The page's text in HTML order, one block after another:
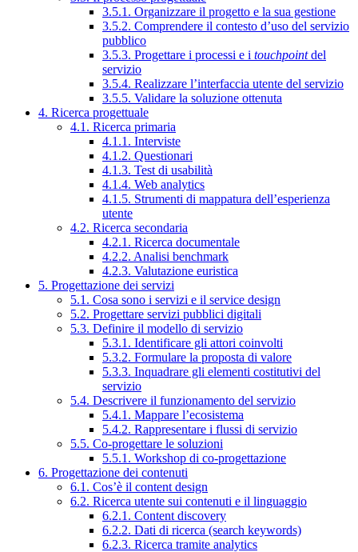
3.5.1. Organizzare il progetto e la sua gestione
3.5.2. Comprendere il contesto d’uso del servizio
pubblico
3.5.3. Progettare i processi e i touchpointdel
servizio
3.5.4. Realizzare l’interfaccia utente del servizio
3.5.5. Validare la soluzione ottenuta
4. Ricerca progettuale
4.1. Ricerca primaria
4.1.1. Interviste
4.1.2. Questionari
4.1.3. Test di usabilità
4.1.4. Web analytics
4.1.5. Strumenti di mappatura dell’esperienza
utente
4.2. Ricerca secondaria
4.2.1. Ricerca documentale
4.2.2. Analisi benchmark
4.2.3. Valutazione euristica
5. Progettazione dei servizi
5.1. Cosa sono i servizi e il service design
5.2. Progettare servizi pubblici digitali
5.3. Definire il modello di servizio
5.3.1. Identificare gli attori coinvolti
5.3.2. Formulare la proposta di valore
5.3.3. Inquadrare gli elementi costitutivi del
servizio
5.4. Descrivere il funzionamento del servizio
5.4.1. Mappare l’ecosistema
5.4.2. Rappresentare i flussi di servizio
5.5. Co-progettare le soluzioni
5.5.1. Workshop di co-progettazione
6. Progettazione dei contenuti
6.1. Cos’è il content design
6.2. Ricerca utente sui contenuti e il linguaggio
6.2.1. Content discovery
6.2.2. Dati di ricerca (search keywords)
6.2.3. Ricerca tramite analytics